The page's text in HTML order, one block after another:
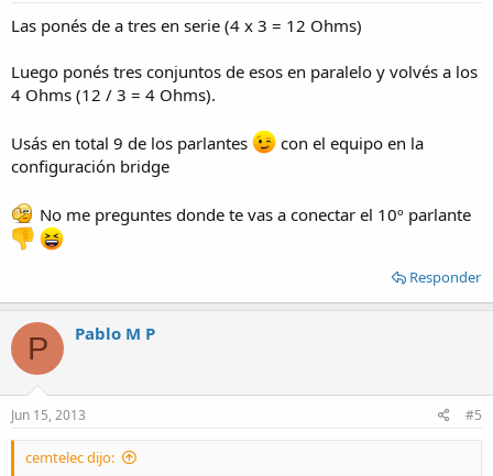
Las ponés de a tres en serie (4 x 3 = 12 Ohms)
Luego ponés tres conjuntos de esos en paralelo y volvés a los
4 Ohms (12 / 3 = 4 Ohms).
Usás en total 9 de los parlantes
con el equipo en la
configuración bridge
No me preguntes donde te vas a conectar el 10º parlante
Responder
P Pablo M P
Jun 15, 2013 #5
cemtelec dijo: